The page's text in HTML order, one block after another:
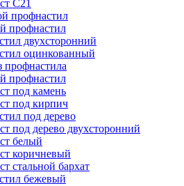
С21
профнастил
профнастил
двухсторонний
оцинкованный
профнастила
профнастил
под камень
под кирпич
под дерево
под дерево двухсторонний
белый
коричневый
стальной бархат
бежевый